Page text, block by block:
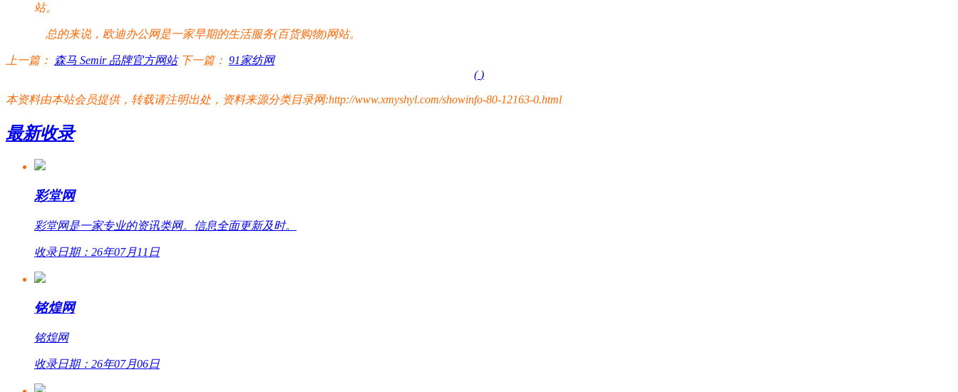
站。
总的来说，欧迪办公网是一家早期的生活服务(百货购物)网站。
上一篇： 森马 Semir 品牌官方网站 下一篇： 91家纺网
( )
本资料由本站会员提供，转载请注明出处，资料来源分类目录网:http://www.xmyshyl.com/showinfo-80-12163-0.html
最新收录
彩堂网
彩堂网是一家专业的资讯类网。信息全面更新及时。
收录日期：26年07月11日
铭煌网
铭煌网
收录日期：26年07月06日